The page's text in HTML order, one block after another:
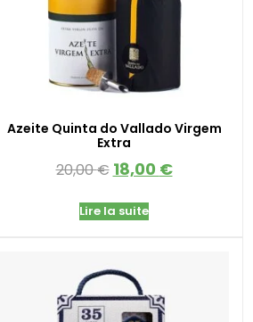
Azeite Quinta do Vallado Virgem
Extra
20,00€ 18,00 €
Lire la suite